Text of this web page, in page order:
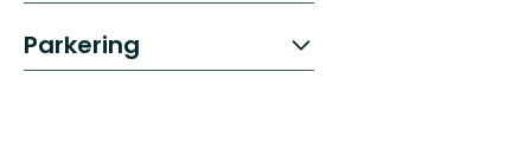
Parkering